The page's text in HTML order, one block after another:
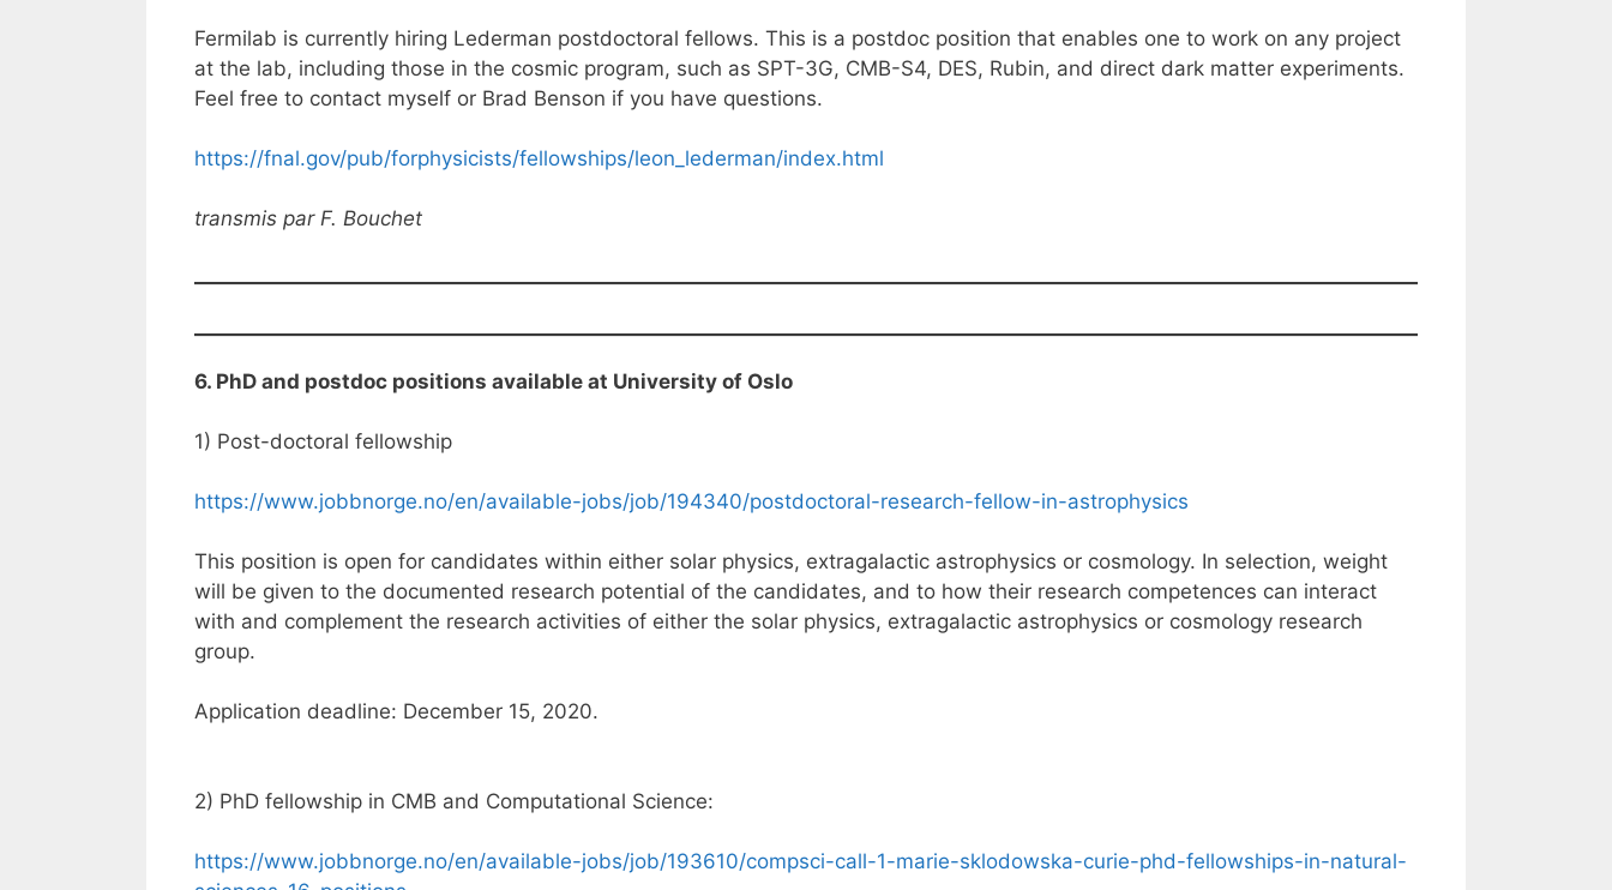
Fermilab is currently hiring Lederman postdoctoral fellows. This is a postdoc position that enables one to work on any project
at the lab, including those in the cosmic program, such as SPT-3G, CMB-S4, DES, Rubin, and direct dark matter experiments.
Feel free to contact myself or Brad Benson if you have questions.
https://fnal.gov/pub/forphysicists/fellowships/leon_lederman/index.html
transmis par F. Bouchet
6. PhD and postdoc positions available at University of Oslo
1) Post-doctoral fellowship
https://www.jobbnorge.no/en/available-jobs/job/194340/postdoctoral-research-fellow-in-astrophysics
This position is open for candidates within either solar physics, extragalactic astrophysics or cosmology. In selection, weight
will be given to the documented research potential of the candidates, and to how their research competences can interact
with and complement the research activities of either the solar physics, extragalactic astrophysics or cosmology research
group.
Application deadline: December 15, 2020.
2) PhD fellowship in CMB and Computational Science:
https://www.jobbnorge.no/en/available-jobs/job/193610/compsci-call-1-marie-sklodowska-curie-phd-fellowships-in-natural-